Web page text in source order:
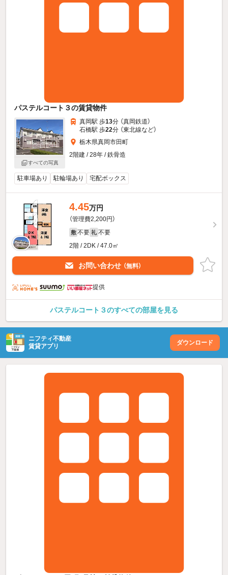
パステルコート３の賃貸物件
すべての写真
真岡駅 歩13分 （真岡鉄道）
石橋駅 歩22分 （東北線など）
栃木県真岡市田町
2階建 / 28年 / 鉄骨造
駐車場あり 駐輪場あり 宅配ボックス
4.45万円
（管理費2,200円）
敷 不要 礼 不要
2階 / 2DK / 47.0㎡
お問い合わせ （無料）
提供
パステルコート３のすべての部屋を見る
ニフティ不動産
賃貸アプリ
ダウンロード